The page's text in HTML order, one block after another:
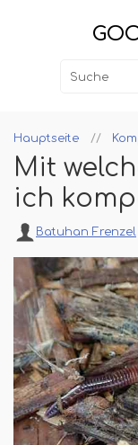
Hauptseite
Mit
ich
Batuhan Frenzel